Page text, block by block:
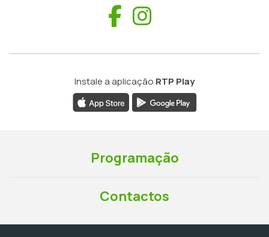
Facebook
Instale a aplicação RTP Play
Programação
Contactos